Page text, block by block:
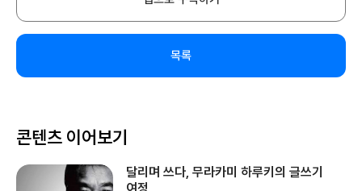
목록
콘텐츠 이어보기
달리며 쓰다, 무라카미 하루키의 글쓰기